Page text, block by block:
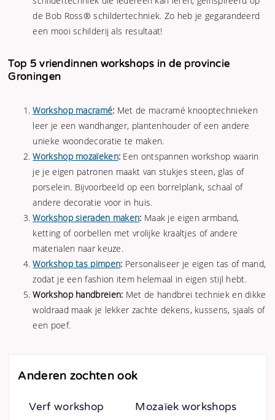
Anderen zochten ook
Verf workshop
Mozaïek workshops
de Bob Ross® schildertechniek. Zo heb je gegarandeerd
een mooi schilderij als resultaat!
Top 5 vriendinnen workshops in de provincie
Groningen
Workshop macramé: Met de macramé knooptechnieken
leer je een wandhanger, plantenhouder of een andere
unieke woondecoratie te maken.
Workshop mozaïeken: Een ontspannen workshop waarin
je je eigen patronen maakt van stukjes steen, glas of
porselein. Bijvoorbeeld op een borrelplank, schaal of
andere decoratie voor in huis.
Workshop sieraden maken: Maak je eigen armband,
ketting of oorbellen met vrolijke kraaltjes of andere
materialen naar keuze.
Workshop tas pimpen: Personaliseer je eigen tas of mand,
zodat je een fashion item helemaal in eigen stijl hebt.
Workshop handbreien: Met de handbrei techniek en dikke
woldraad maak je lekker zachte dekens, kussens, sjaals of
een poef.